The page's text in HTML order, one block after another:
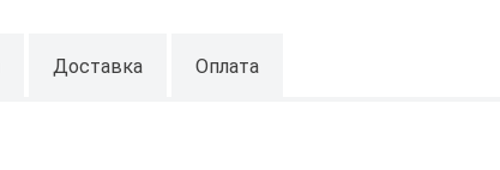
Доставка Оплата